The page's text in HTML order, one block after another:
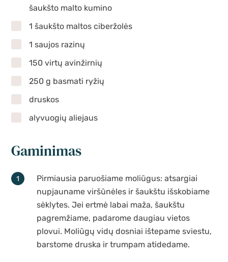
šaukšto malto kumino
1 šaukšto maltos ciberžolės
1 saujos razinų
150 virtų avinžirnių
250 g basmati ryžių
druskos
alyvuogių aliejaus
Gaminimas
Pirmiausia paruošiame moliūgus: atsargiai
nupjauname viršūnėles ir šaukštu išskobiame
sėklytes. Jei ertmė labai maža, šaukštu
pagremžiame, padarome daugiau vietos
plovui. Moliūgų vidų dosniai ištepame sviestu,
barstome druska ir trumpam atidedame.